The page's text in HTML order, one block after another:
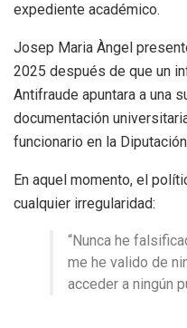
expediente académico.
Josep Maria Àngel
2025 después de que un
Antifraude apuntara a una
documentación
funcionario en la
En aquel momento, el
cualquier irregularidad:
“Nunca he
me he valido de
acceder a ningún